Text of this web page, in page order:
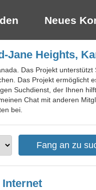
Neues
Jane Heights,
Das Projekt unterstützt
Das Projekt ermöglicht
Suchdienst, der Ihnen
Chat mit anderen
bei.